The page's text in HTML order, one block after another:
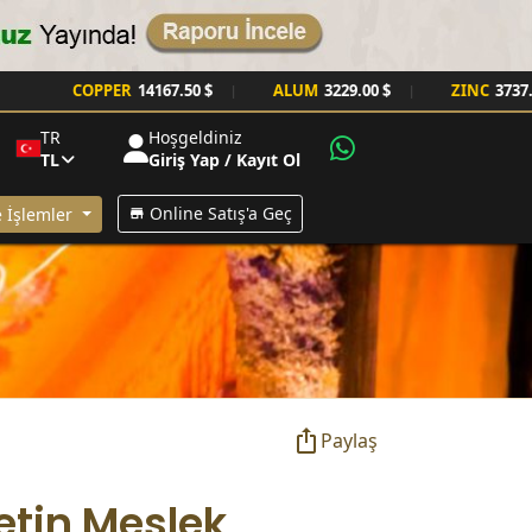
COPPER 14167.50 $ | ALUM 3229.00 $ | ZINC 3737.00 $
TR
TL
Hoşgeldiniz
Giriş Yap / Kayıt Ol
İşlemler Online Satış'a Geç
Paylaş